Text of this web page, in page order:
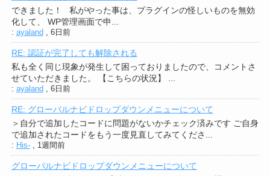
できました！ 私がやった事は、プラグインの怪しいものを無効
化して、 WP管理画面で申...
: ayaland , 6日前
RE: 認証が完了しても解除される
私も全く同じ現象が発生して困っておりましたので、コメントさ
せていただきました。 【こちらの状況】 ...
: ayaland , 6日前
RE: グローバルナビドロップダウンメニューについて
＞自分で追加したコードに問題がないかチェック済みです ご自身
で追加されたコードをもう一度見直してみてくださ...
: His-, 1週間前
グローバルナビドロップダウンメニューについて